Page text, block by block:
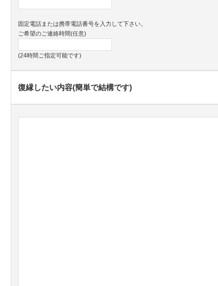
固定電話または携帯電話番号を入力して下さい。
ご希望のご連絡時間(任意)
(24時間ご指定可能です)
復縁したい内容(簡単で結構です)